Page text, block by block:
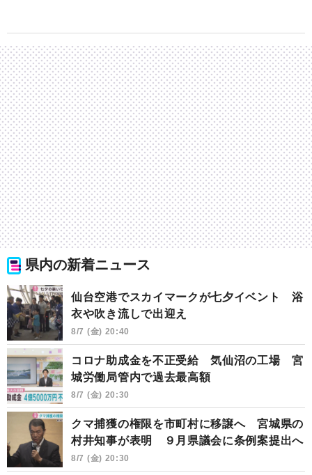
県内の新着ニュース
仙台空港でスカイマークが七夕イベント 浴
衣や吹き流しで出迎え
8/7 (金) 20:40
コロナ助成金を不正受給 気仙沼の工場 宮
城労働局管内で過去最高額
8/7 (金) 20:30
クマ捕獲の権限を市町村に移譲へ 宮城県の
村井知事が表明 ９月県議会に条例案提出へ
8/7 (金) 20:30